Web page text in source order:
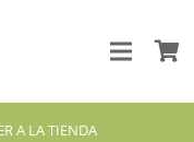
A LA TIENDA